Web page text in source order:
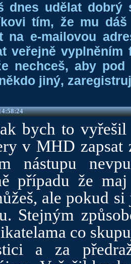
dnes udělat dobrý
tím, že mu
na e-mailovou
veřejně
nechceš, aby
jiný,
bych to vyřešil
v MHD zapsat
nástupu
případu že
ale pokud
Stejným
co
a za